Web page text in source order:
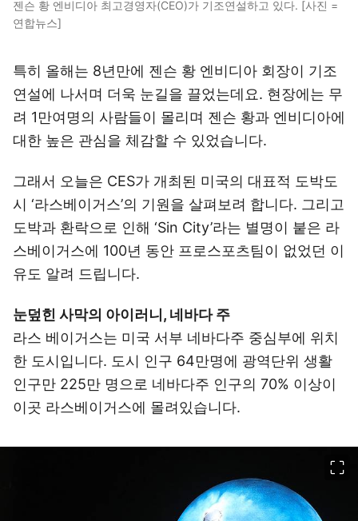
젠슨 황 엔비디아 최고경영자(CEO)가 기조연설하고 있다. [사진 =
연합뉴스]
특히 올해는 8년만에 젠슨 황 엔비디아 회장이 기조
연설에 나서며 더욱 눈길을 끌었는데요. 현장에는 무
려 1만여명의 사람들이 몰리며 젠슨 황과 엔비디아에
대한 높은 관심을 체감할 수 있었습니다.
그래서 오늘은 CES가 개최된 미국의 대표적 도박도
시 ‘라스베이거스’의 기원을 살펴보려 합니다. 그리고
도박과 환락으로 인해 ‘Sin City’라는 별명이 붙은 라
스베이거스에 100년 동안 프로스포츠팀이 없었던 이
유도 알려 드립니다.
눈덮힌 사막의 아이러니, 네바다 주
라스 베이거스는 미국 서부 네바다주 중심부에 위치
한 도시입니다. 도시 인구 64만명에 광역단위 생활
인구만 225만 명으로 네바다주 인구의 70% 이상이
이곳 라스베이거스에 몰려있습니다.